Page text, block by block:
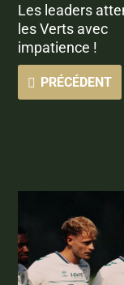
Les leaders
les Verts avec
impatience !
PRÉCÉDENT